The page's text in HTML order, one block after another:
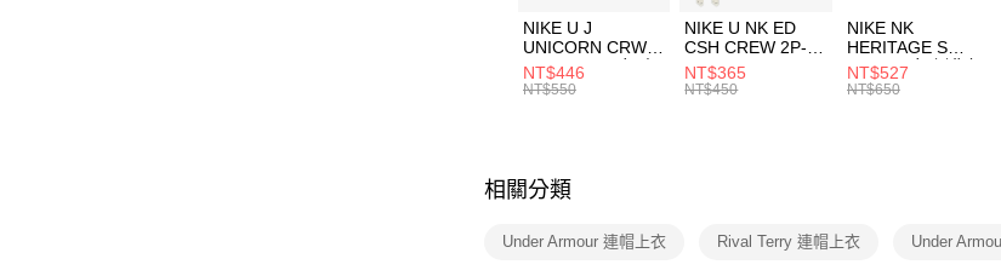
NIKE U J
UNICORN CRW
1PR -160 男女 中
統襪 FZ3393100
NT$446
NT$550
NIKE U NK ED
CSH CREW 2P-
144 EMBRDY 男
女 短統襪
NT$365
NT$450
NIKE NK
HERITAGE S
SMIT 男女 側背包
BA5871010
NT$527
NT$650
相關分類
Under Armour 連帽上衣 Rival Terry 連帽上衣 Under